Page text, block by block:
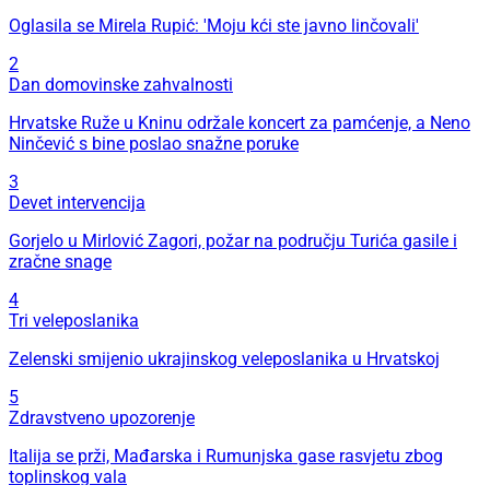
Oglasila se Mirela Rupić: 'Moju kći ste javno linčovali'
2
Dan domovinske zahvalnosti
Hrvatske Ruže u Kninu održale koncert za pamćenje, a Neno
Ninčević s bine poslao snažne poruke
3
Devet intervencija
Gorjelo u Mirlović Zagori, požar na području Turića gasile i
zračne snage
4
Tri veleposlanika
Zelenski smijenio ukrajinskog veleposlanika u Hrvatskoj
5
Zdravstveno upozorenje
Italija se prži, Mađarska i Rumunjska gase rasvjetu zbog
toplinskog vala